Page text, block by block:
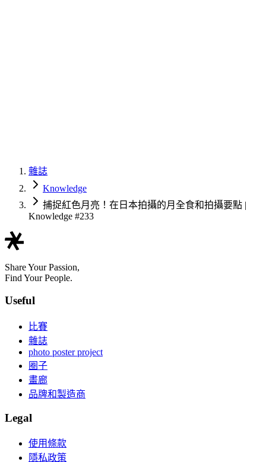
雜誌
Knowledge
捕捉紅色月亮！在日本拍攝的月全食和拍攝要點 |
Knowledge #233
Share Your Passion,
Find Your People.
Useful
比賽
雜誌
photo poster project
圈子
畫廊
品牌和製造商
Legal
使用條款
隱私政策